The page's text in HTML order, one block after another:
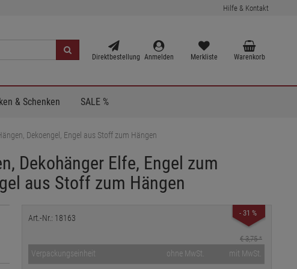
Hilfe & Kontakt
Direktbestellung Anmelden Merkliste Warenkorb
& Schenken SALE %
Dekoengel, Engel aus Stoff zum Hängen
Dekohänger Elfe, Engel zum
aus Stoff zum Hängen
- 31 %
Art.-Nr.: 18163
€ 3,75*
Verpackungseinheit ohne MwSt. mit MwSt.